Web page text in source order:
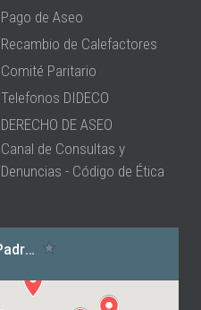
Pago de Aseo
Recambio de Calefactores
Comité Paritario
Telefonos DIDECO
DERECHO DE ASEO
Canal de Consultas y
Denuncias - Código de Ética